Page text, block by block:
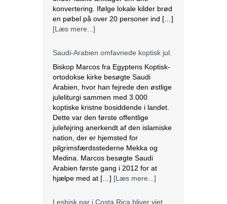
ortodokse kirke besøgte Saudi
Arabien, hvor han fejrede den østlige
juleliturgi sammen med 3.000
koptiske kristne bosiddende i landet.
julefejring anerkendt af den islamiske
nation, der er hjemsted for
pilgrimsfærdsstederne Mekka og
Medina. Marcos besøgte Saudi
Arabien første gang i 2012 for at
hjælpe med at […]
[Læs mere...]
Lesbisk par i Costa Rica bliver viet
efter lovændring
De første vielser i Costa Rica mellem
par af samme køn har fundet sted
tirsdag. Det skriver BBC. Dermed er
Costa Rica det første
homoseksuelle par at gifte sig. Det